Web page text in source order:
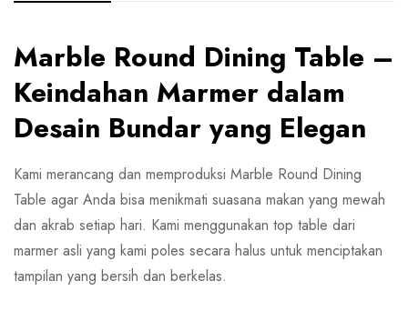
Marble Round Dining Table –
Keindahan Marmer dalam
Desain Bundar yang Elegan
Kami merancang dan memproduksi Marble Round Dining
Table agar Anda bisa menikmati suasana makan yang mewah
dan akrab setiap hari. Kami menggunakan top table dari
marmer asli yang kami poles secara halus untuk menciptakan
tampilan yang bersih dan berkelas.